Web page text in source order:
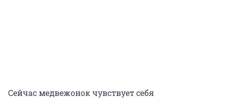
Сейчас медвежонок чувствует себя